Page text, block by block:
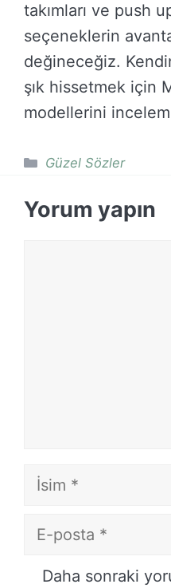
takımları ve push
seçeneklerin
değineceğiz.
şık hissetmek için
modellerini
Kategoriler
Güzel Sözler
Yorum yapın
İsim
E-
İnternet
Daha sonraki